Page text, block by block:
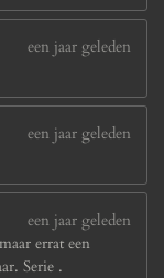
een jaar geleden
een jaar geleden
een jaar geleden
errat een
Serie .